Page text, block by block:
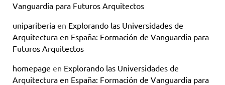
Vanguardia para Futuros Arquitectos
unipariberia en Explorando las Universidades de
Arquitectura en España: Formación de Vanguardia para
Futuros Arquitectos
homepage en Explorando las Universidades de
Arquitectura en España: Formación de Vanguardia para